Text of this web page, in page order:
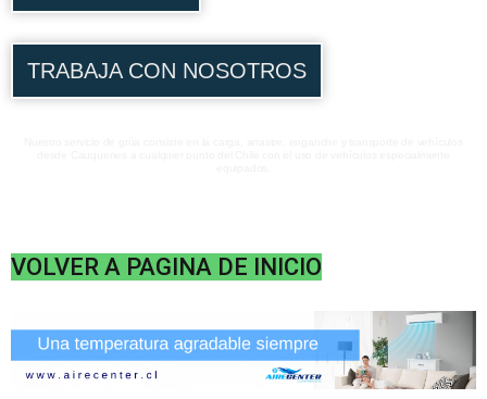
TRABAJA CON NOSOTROS
VOLVER A PAGINA DE INICIO